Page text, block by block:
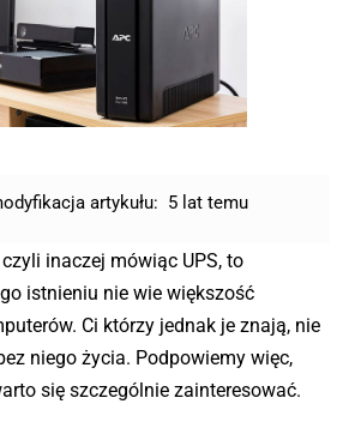
artykułu: 5 lat temu
inaczej mówiąc UPS, to
istnieniu nie wie większość
Ci którzy jednak je znają, nie
niego życia. Podpowiemy więc,
się szczególnie zainteresować.